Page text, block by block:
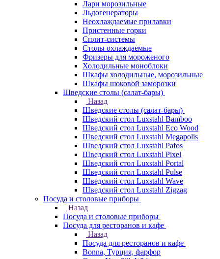
Лари морозильные
Льдогенераторы
Неохлаждаемые прилавки
Пристенные горки
Сплит-системы
Столы охлаждаемые
Фризеры для мороженого
Холодильные моноблоки
Шкафы холодильные, морозильные
Шкафы шоковой заморозки
Шведские столы (салат-бары)
Назад
Шведские столы (салат-бары)
Шведский стол Luxstahl Bamboo
Шведский стол Luxstahl Eco Wood
Шведский стол Luxstahl Megapolis
Шведский стол Luxstahl Pafos
Шведский стол Luxstahl Pixel
Шведский стол Luxstahl Portal
Шведский стол Luxstahl Pulse
Шведский стол Luxstahl Wave
Шведский стол Luxstahl Zigzag
Посуда и столовые приборы
Назад
Посуда и столовые приборы
Посуда для ресторанов и кафе
Назад
Посуда для ресторанов и кафе
Bonna, Турция, фарфор